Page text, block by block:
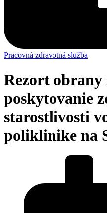
Pracovná zdravotná služba
Rezort
poskytovanie
starostlivosti
poliklinike na